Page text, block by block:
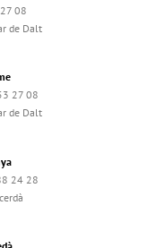
08
de Dalt
27 08
de Dalt
24 28